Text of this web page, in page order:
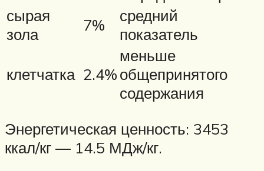
сырая
зола
7%
средний
показатель
клетчатка 2.4%
меньше
общепринятого
содержания
Энергетическая ценность: 3453
ккал/кг — 14.5 МДж/кг.